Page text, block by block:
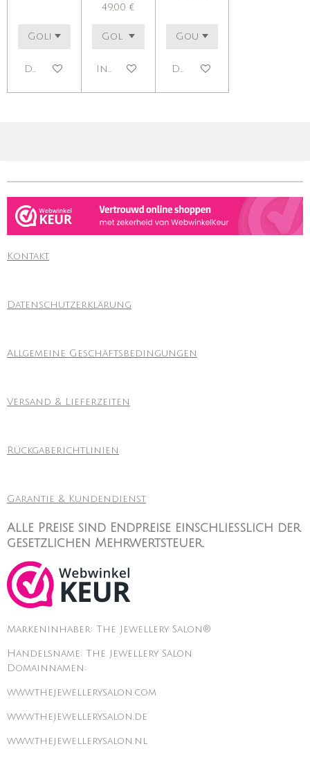
Details anzeigen
49,00 €
In den WarenkorbDetails anzeigen
Kontakt
Datenschutzerklärung
Allgemeine Geschäftsbedingungen
Versand & Lieferzeiten
Rückgaberichtlinien
Garantie & Kundendienst
Alle Preise sind Endpreise einschließlich der
gesetzlichen Mehrwertsteuer.
Markeninhaber: The Jewellery Salon®
Handelsname: The Jewellery Salon
Domainnamen:
www.thejewellerysalon.com
www.thejewellerysalon.de
www.thejewellerysalon.nl